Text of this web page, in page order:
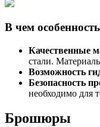
В чем
Качественные
стали.
Возможность
Безопасность
необходимо для
Брошюры